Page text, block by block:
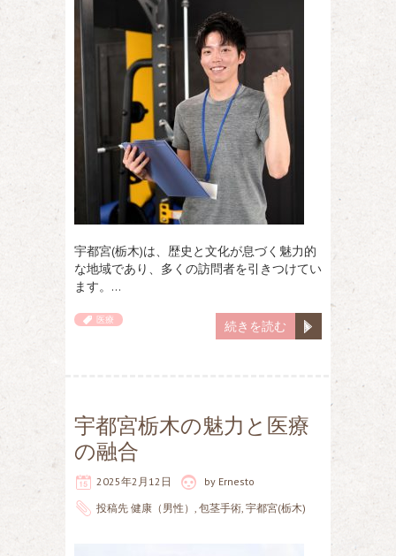
宇都宮(栃木)は、歴史と文化が息づく魅力的
な地域であり、多くの訪問者を引きつけてい
ます。…
続きを読む
医療
宇都宮栃木の魅力と医療
の融合
2025年2月12日 by Ernesto
投稿先 健康（男性） , 包茎手術, 宇都宮(栃木)